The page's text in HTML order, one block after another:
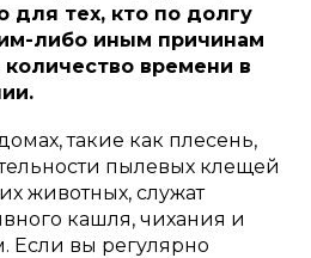
для тех, кто по долгу
либо иным причинам
времени в
такие как плесень,
пылевых клещей
животных, служат
кашля, чихания и
Если вы регулярно